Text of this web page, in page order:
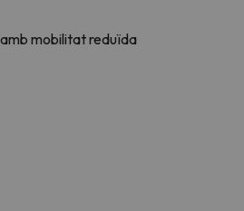
mobilitat reduïda